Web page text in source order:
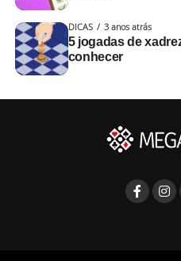
DICAS 3 anos atrás
5 jogadas de
conhecer